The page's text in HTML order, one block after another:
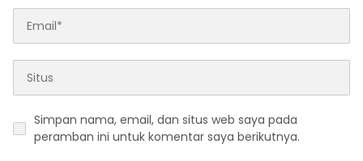
Simpan nama, email, dan situs web saya pada
peramban ini untuk komentar saya berikutnya.